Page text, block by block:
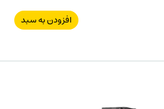
افزودن به سبد